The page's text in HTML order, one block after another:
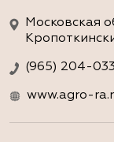
Московская
(965) 204-
www.agro-